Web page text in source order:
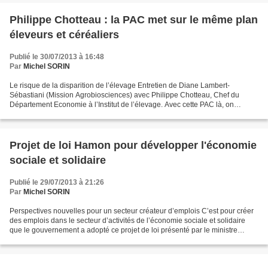
Philippe Chotteau : la PAC met sur le même plan
éleveurs et céréaliers
Publié le 30/07/2013 à 16:48
Par Michel SORIN
Le risque de la disparition de l’élevage Entretien de Diane Lambert-
Sébastiani (Mission Agrobiosciences) avec Philippe Chotteau, Chef du
Département Economie à l’Institut de l’élevage. Avec cette PAC là, on
Projet de loi Hamon pour développer l'économie
sociale et solidaire
Publié le 29/07/2013 à 21:26
Par Michel SORIN
Perspectives nouvelles pour un secteur créateur d’emplois C’est pour créer
des emplois dans le secteur d’activités de l’économie sociale et solidaire
que le gouvernement a adopté ce projet de loi présenté par le ministre